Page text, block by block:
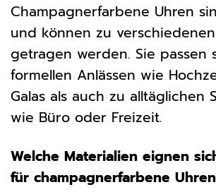
Champagnerfarbene Uhren
und können zu
getragen werden. Sie passen
formellen Anlässen wie
Galas als auch zu alltäglichen
wie Büro oder Freizeit.
Welche Materialien eignen
für champagnerfarbene